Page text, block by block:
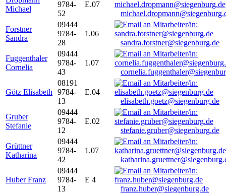
Michael
9784-
52
E.07
Forstner
Sandra
09444
9784-
28
1.06
sandra.forstner@siegenburg.de
Fuggenthaler
Cornelia
09444
9784-
43
1.07
Götz Elisabeth
08191
9784-
13
E.04
elisabeth.goetz@siegenburg.de
Gruber
Stefanie
09444
9784-
12
E.02
stefanie.gruber@siegenburg.de
Grüttner
Katharina
09444
9784-
42
1.07
Huber Franz
09444
9784-
13
E 4
franz.huber@siegenburg.de